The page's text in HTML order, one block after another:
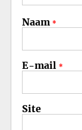
Naam *
E-mail *
Site